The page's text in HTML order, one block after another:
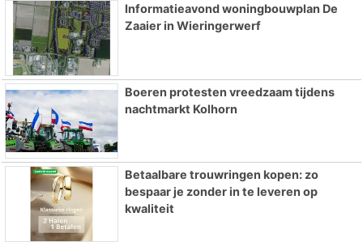
Informatieavond woningbouwplan De
Zaaier in Wieringerwerf
Boeren protesten vreedzaam tijdens
nachtmarkt Kolhorn
Betaalbare trouwringen kopen: zo
bespaar je zonder in te leveren op
kwaliteit